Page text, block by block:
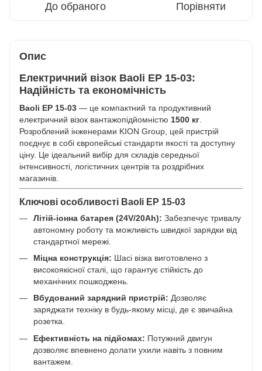
До обраного Порівняти
Опис
Електричний візок Baoli EP 15-03:
Надійність та економічність
Baoli EP 15-03 — це компактний та продуктивний
електричний візок вантажопідйомністю 1500 кг
Розроблений інженерами KION Group, цей пристрій
поєднує в собі європейські стандарти якості та доступну
ціну. Це ідеальний вибір для складів середньої
інтенсивності, логістичних центрів та роздрібних
магазинів.
Ключові особливості Baoli EP 15-03
Літій-іонна батарея (24V/20Ah): Забезпечує тривалу
автономну роботу та можливість швидкої зарядки від
стандартної мережі.
Міцна конструкція: Шасі візка виготовлено з
високоякісної сталі, що гарантує стійкість до
механічних пошкоджень.
Вбудований зарядний пристрій: Дозволяє
заряджати техніку в будь-якому місці, де є звичайна
розетка.
Ефективність на підйомах: Потужний двигун
дозволяє впевнено долати ухили навіть з повним
вантажем.